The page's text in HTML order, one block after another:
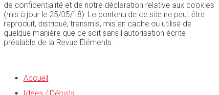
de confidentialité et de notre déclaration relative aux cookies
(mis à jour le 25/05/18). Le contenu de ce site ne peut être
reproduit, distribué, transmis, mis en cache ou utilisé de
quelque manière que ce soit sans l'autorisation écrite
préalable de la Revue Éléments.
Accueil
Idées / Débats